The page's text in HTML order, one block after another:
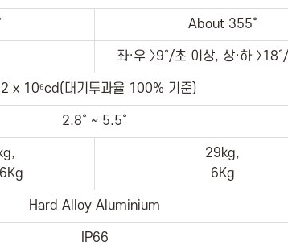
About 355˚
좌·우 〉9˚/초 이상, 상·하 〉
x 10⁶cd(대기투과율 100% 기준)
2.8˚ ~ 5.5˚
29kg,
6Kg
Hard Alloy Aluminium
IP66